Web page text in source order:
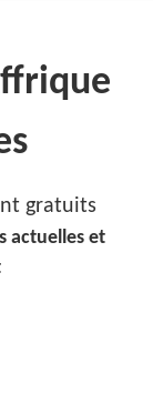
gratuits
actuelles et